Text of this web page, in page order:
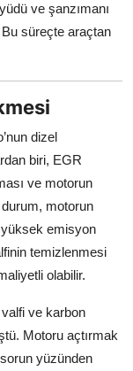
ve şanzımanı
süreçte araçtan
dizel
biri, EGR
ve motorun
motorun
yüksek emisyon
temizlenmesi
olabilir.
ve karbon
Motoru açtırmak
yüzünden